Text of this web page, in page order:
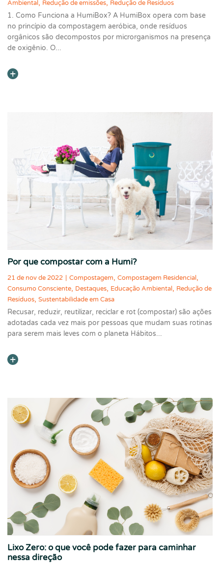
Ambiental, Redução de emissões, Redução de Resíduos
1. Como Funciona a HumiBox? A HumiBox opera com base
no princípio da compostagem aeróbica, onde resíduos
orgânicos são decompostos por microrganismos na presença
de oxigênio. O
Por que compostar com a Humi?
21 de nov de 2022 | Compostagem, Compostagem Residencial,
Consumo Consciente, Destaques, Educação Ambiental, Redução de
Resíduos, Sustentabilidade em Casa
Recusar, reduzir, reutilizar, reciclar e rot (compostar) são ações
adotadas cada vez mais por pessoas que mudam suas rotinas
para serem mais leves com o planeta Hábitos
Lixo Zero: o que você pode fazer para caminhar
nessa direção